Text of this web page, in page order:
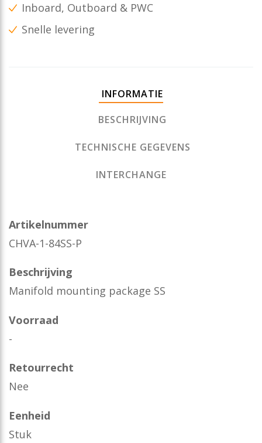
Inboard, Outboard & PWC
Snelle levering
INFORMATIE
BESCHRIJVING
TECHNISCHE GEGEVENS
INTERCHANGE
Artikelnummer
CHVA-1-84SS-P
Beschrijving
Manifold mounting package SS
Voorraad
-
Retourrecht
Nee
Eenheid
Stuk